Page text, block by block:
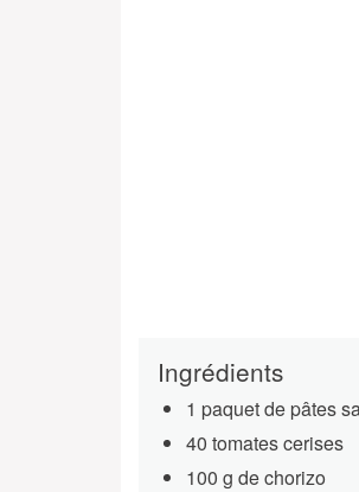
Ingrédients
1 paquet de pâtes
40 tomates cerises
100 g de chorizo